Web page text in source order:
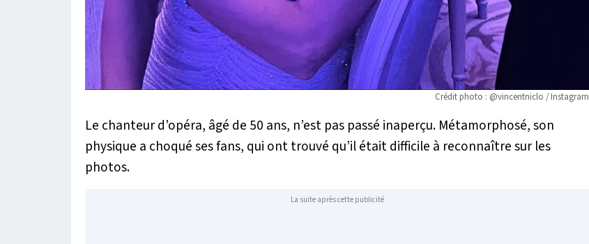
Crédit photo : @vincentniclo / Instagram
Le chanteur d’opéra, âgé de 50 ans, n’est pas passé inaperçu. Métamorphosé, son
physique a choqué ses fans, qui ont trouvé qu’il était difficile à reconnaître sur les
photos.
La suite après cette publicité